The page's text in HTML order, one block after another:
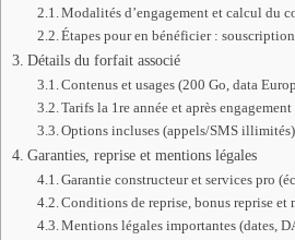
Modalités d’engagement et calcul du
Étapes pour en bénéficier :
Détails du forfait associé
Contenus et usages (200 Go, data
Tarifs la 1re année et après engagement
Options incluses (appels/SMS illimités)
Garanties, reprise et mentions légales
Garantie constructeur et services pro
Conditions de reprise, bonus reprise et
Mentions légales importantes (dates,